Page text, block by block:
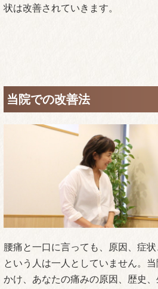
状は改善されていきます。
当院での改善法
腰痛と一口に言っても、原因、症
という人は一人としていません。
かけ、あなたの痛みの原因、歴史、